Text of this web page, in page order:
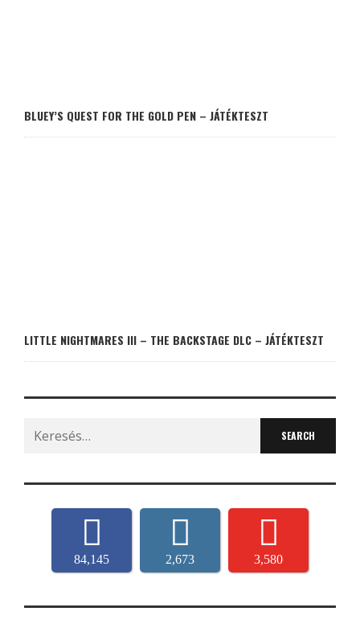
BLUEY’S QUEST FOR THE GOLD PEN – JÁTÉKTESZT
LITTLE NIGHTMARES III – THE BACKSTAGE DLC – JÁTÉKTESZT
Search
for:
84,145 2,673 3,580